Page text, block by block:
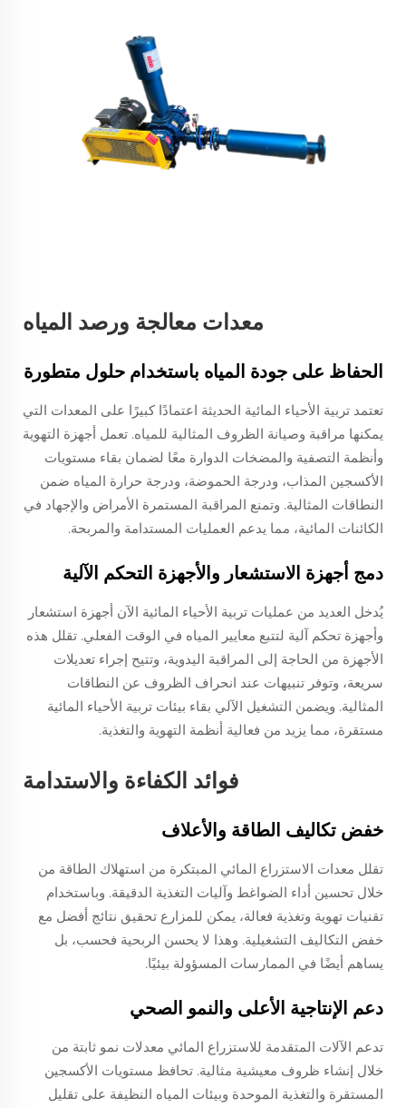
معدات معالجة ورصد المياه
الحفاظ على جودة المياه باستخدام حلول متطورة
تعتمد تربية الأحياء المائية الحديثة اعتمادًا كبيرًا على المعدات التي
يمكنها مراقبة وصيانة الظروف المثالية للمياه. تعمل أجهزة التهوية
وأنظمة التصفية والمضخات الدوارة معًا لضمان بقاء مستويات
الأكسجين المذاب، ودرجة الحموضة، ودرجة حرارة المياه ضمن
النطاقات المثالية. وتمنع المراقبة المستمرة الأمراض والإجهاد في
الكائنات المائية، مما يدعم العمليات المستدامة والمربحة.
دمج أجهزة الاستشعار والأجهزة التحكم الآلية
يُدخل العديد من عمليات تربية الأحياء المائية الآن أجهزة استشعار
وأجهزة تحكم آلية لتتبع معايير المياه في الوقت الفعلي. تقلل هذه
الأجهزة من الحاجة إلى المراقبة اليدوية، وتتيح إجراء تعديلات
سريعة، وتوفر تنبيهات عند انحراف الظروف عن النطاقات
المثالية. ويضمن التشغيل الآلي بقاء بيئات تربية الأحياء المائية
مستقرة، مما يزيد من فعالية أنظمة التهوية والتغذية.
فوائد الكفاءة والاستدامة
خفض تكاليف الطاقة والأعلاف
تقلل معدات الاستزراع المائي المبتكرة من استهلاك الطاقة من
خلال تحسين أداء الضواغط وآليات التغذية الدقيقة. وباستخدام
تقنيات تهوية وتغذية فعالة، يمكن للمزارع تحقيق نتائج أفضل مع
خفض التكاليف التشغيلية. وهذا لا يحسن الربحية فحسب، بل
يساهم أيضًا في الممارسات المسؤولة بيئيًا.
دعم الإنتاجية الأعلى والنمو الصحي
تدعم الآلات المتقدمة للاستزراع المائي معدلات نمو ثابتة من
خلال إنشاء ظروف معيشية مثالية. تحافظ مستويات الأكسجين
المستقرة والتغذية الموحدة وبيئات المياه النظيفة على تقليل